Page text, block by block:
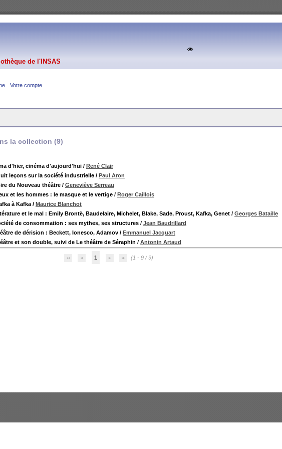
de l'INSAS
Votre compte
la collection (9)
d'hier, cinéma d'aujourd'hui / René Clair
leçons sur la société industrielle / Paul Aron
du Nouveau théâtre / Geneviève Serreau
et les hommes : le masque et le vertige / Roger Caillois
à Kafka / Maurice Blanchot
et le mal : Emily Brontë, Baudelaire, Michelet, Blake, Sade, Proust, Kafka, Genet / Georges Bataille
de consommation : ses mythes, ses structures / Jean Baudrillard
de dérision : Beckett, Ionesco, Adamov / Emmanuel Jacquart
et son double, suivi de Le théâtre de Séraphin / Antonin Artaud
1 (1 - 9 / 9)